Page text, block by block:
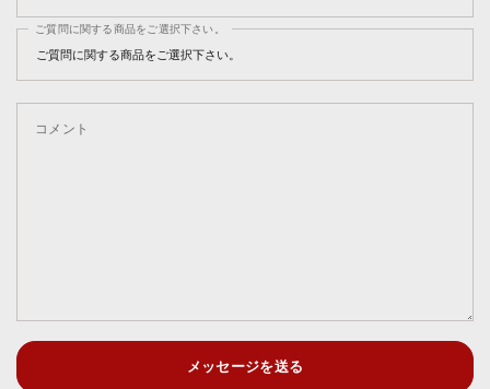
ご質問に関する商品をご選択下さい。
コメント
メッセージを送る